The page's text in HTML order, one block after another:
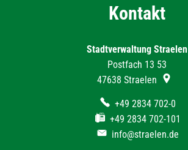
Kontakt
Stadtverwaltung Straelen
Postfach 13 53
47638 Straelen
+49 2834 702-0
+49 2834 702-101
info@straelen.de